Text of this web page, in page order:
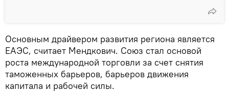
Основным драйвером развития региона является
ЕАЭС, считает Мендкович. Союз стал основой
роста международной торговли за счет снятия
таможенных барьеров, барьеров движения
капитала и рабочей силы.